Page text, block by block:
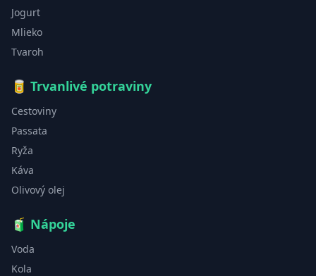
Jogurt
Mlieko
Tvaroh
🥫 Trvanlivé potraviny
Cestoviny
Passata
Ryža
Káva
Olivový olej
🧃 Nápoje
Voda
Kola